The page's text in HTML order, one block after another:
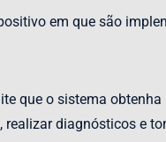
em que são
que o sistema
diagnósticos e